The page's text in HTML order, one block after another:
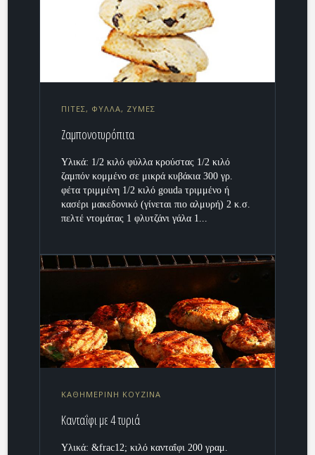
ΠΙΤΕΣ, ΦΥΛΛΑ, ΖΥΜΕΣ
Ζαμπονοτυρόπιτα
Υλικά: 1/2 κιλό φύλλα κρούστας 1/2 κιλό
ζαμπόν κομμένο σε μικρά κυβάκια 300 γρ.
φέτα τριμμένη 1/2 κιλό gouda τριμμένο ή
κασέρι μακεδονικό (γίνεται πιο αλμυρή) 2 κ.σ.
πελτέ ντομάτας 1 φλυτζάνι γάλα 1...
ΚΑΘΗΜΕΡΙΝΗ ΚΟΥΖΙΝΑ
Κανταΐφι με 4 τυριά
Υλικά: &frac12; κιλό κανταΐφι 200 γραμ.